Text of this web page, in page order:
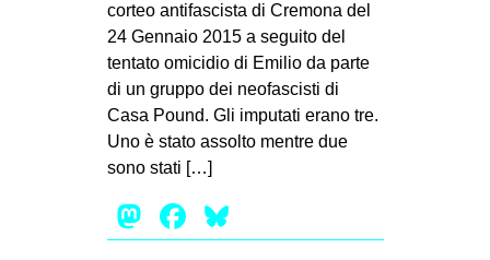
corteo antifascista di Cremona del
24 Gennaio 2015 a seguito del
tentato omicidio di Emilio da parte
di un gruppo dei neofascisti di
Casa Pound. Gli imputati erano tre.
Uno è stato assolto mentre due
sono stati […]
Mastodon
Facebook